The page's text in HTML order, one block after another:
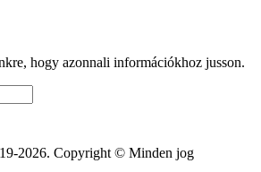
hogy azonnali információkhoz jusson.
2026. Copyright © Minden jog